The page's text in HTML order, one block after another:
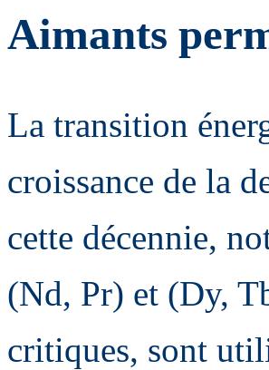
Aimants
La transition
croissance de la
cette décennie,
(Nd, Pr) et (Dy,
critiques, sont